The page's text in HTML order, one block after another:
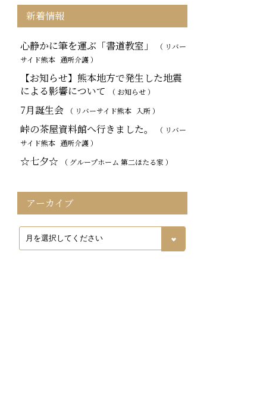
新着情報
心静かに筆を運ぶ「書道教室」
（ リバー
サイド熊本 通所介護）
【お知らせ】熊本地方で発生した地震
による影響について
（ お知らせ ）
7月誕生会 （ リバーサイド熊本 入所）
峠の茶屋資料館へ行きました。
（ リバー
サイド熊本 通所介護）
☆七夕☆ （ グループホーム 第二ほたる家 ）
アーカイブ